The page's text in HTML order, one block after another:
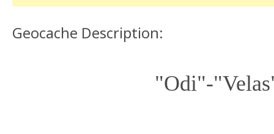
Geocache Description:
"Odi"-